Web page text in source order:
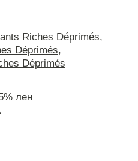
Riches Déprimés,
Déprimés,
Déprimés
лен